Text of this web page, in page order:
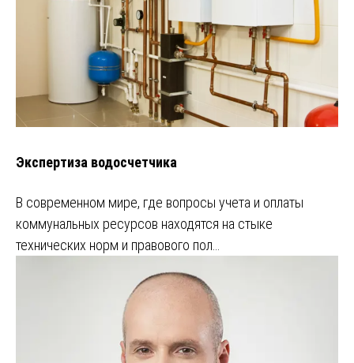
Экспертиза водосчетчика
В современном мире, где вопросы учета и оплаты
коммунальных ресурсов находятся на стыке
технических норм и правового пол…